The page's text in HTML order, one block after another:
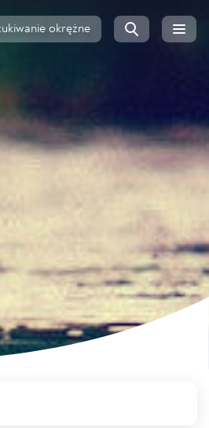
okrężne